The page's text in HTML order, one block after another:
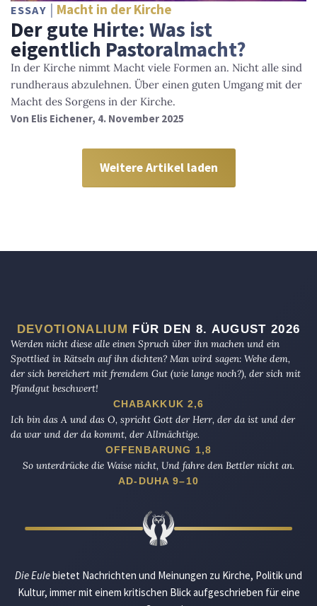
ESSAY Macht in der Kirche
Der gute Hirte: Was ist
eigentlich Pastoralmacht?
In der Kirche nimmt Macht viele Formen an. Nicht alle sind
rundheraus abzulehnen. Über einen guten Umgang mit der
Macht des Sorgens in der Kirche.
Von Elis Eichener, 4. November 2025
Weitere Artikel laden
DEVOTIONALIUM FÜR DEN 8. AUGUST 2026
Werden nicht diese alle einen Spruch über ihn machen und ein
Spottlied in Rätseln auf ihn dichten? Man wird sagen: Wehe dem,
der sich bereichert mit fremdem Gut (wie lange noch?), der sich mit
Pfandgut beschwert!
CHABAKKUK 2,6
Ich bin das A und das O, spricht Gott der Herr, der da ist und der
da war und der da kommt, der Allmächtige.
OFFENBARUNG 1,8
So unterdrücke die Waise nicht, Und fahre den Bettler nicht an.
AD-DUHA 9–10
Die Eulebietet Nachrichten und Meinungen zu Kirche, Politik und
Kultur, immer mit einem kritischen Blick aufgeschrieben für eine